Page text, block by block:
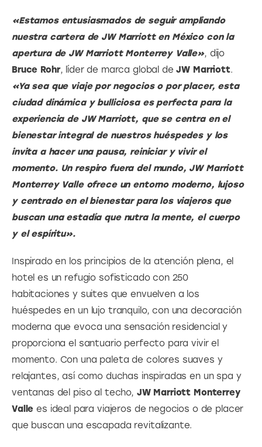
«Estamos entusiasmados de seguir ampliando
nuestra cartera de JW Marriott en México con la
apertura de JW Marriott Monterrey Valle», dijo
Bruce Rohr, líder de marca global de JW Marriott.
«Ya sea que viaje por negocios o por placer, esta
ciudad dinámica y bulliciosa es perfecta para la
experiencia de JW Marriott, que se centra en el
bienestar integral de nuestros huéspedes y los
invita a hacer una pausa, reiniciar y vivir el
momento. Un respiro fuera del mundo, JW Marriott
Monterrey Valle ofrece un entorno moderno, lujoso
y centrado en el bienestar para los viajeros que
buscan una estadía que nutra la mente, el cuerpo
y el espíritu».
Inspirado en los principios de la atención plena, el
hotel es un refugio sofisticado con 250
habitaciones y suites que envuelven a los
huéspedes en un lujo tranquilo, con una decoración
moderna que evoca una sensación residencial y
proporciona el santuario perfecto para vivir el
momento. Con una paleta de colores suaves y
relajantes, así como duchas inspiradas en un spa y
ventanas del piso al techo, JW Marriott Monterrey
Valle es ideal para viajeros de negocios o de placer
que buscan una escapada revitalizante.